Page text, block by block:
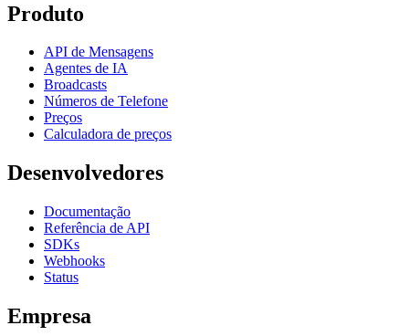
Produto
API de Mensagens
Agentes de IA
Broadcasts
Números de Telefone
Preços
Calculadora de preços
Desenvolvedores
Documentação
Referência de API
SDKs
Webhooks
Status
Empresa